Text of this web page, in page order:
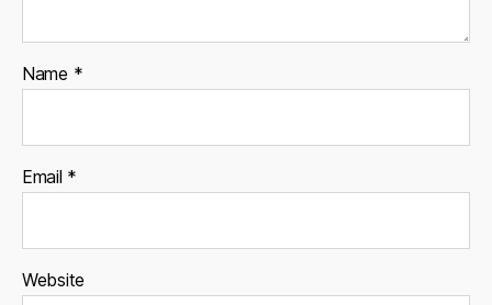
Name *
Email *
Website